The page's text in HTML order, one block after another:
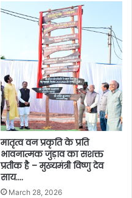
मातृत्व वन प्रकृति के प्रति
भावनात्मक जुड़ाव का सशक्त
प्रतीक है – मुख्यमंत्री विष्णु देव
साय….
March 28, 2026